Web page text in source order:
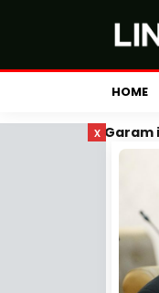
HOME
x Garam